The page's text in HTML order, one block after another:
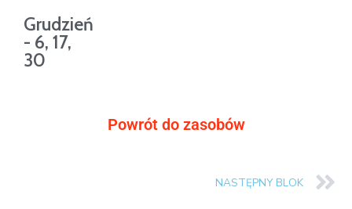
Grudzień
- 6, 17,
30
Powrót do zasobów
NASTĘPNY BLOK